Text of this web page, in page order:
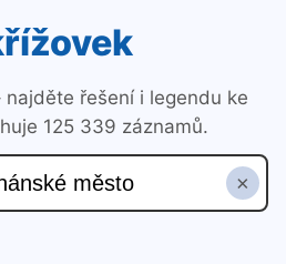
najděte řešení i legendu ke
125 339 záznamů.
×